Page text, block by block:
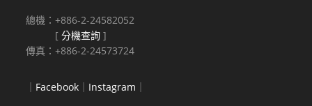
總機：+886-2-24582052
[分機查詢 ]
傳真：+886-2-24573724
｜ Facebook ｜ Instagram ｜